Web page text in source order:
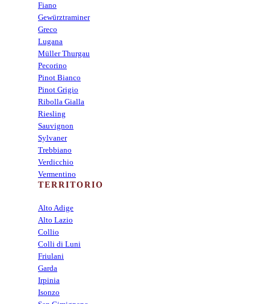
Fiano
Gewürztraminer
Greco
Lugana
Müller Thurgau
Pecorino
Pinot Bianco
Pinot Grigio
Ribolla Gialla
Riesling
Sauvignon
Sylvaner
Trebbiano
Verdicchio
Vermentino
TERRITORIO
Alto Adige
Alto Lazio
Collio
Colli di Luni
Friulani
Garda
Irpinia
Isonzo